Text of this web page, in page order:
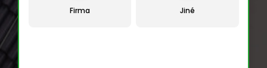
Firma Jiné